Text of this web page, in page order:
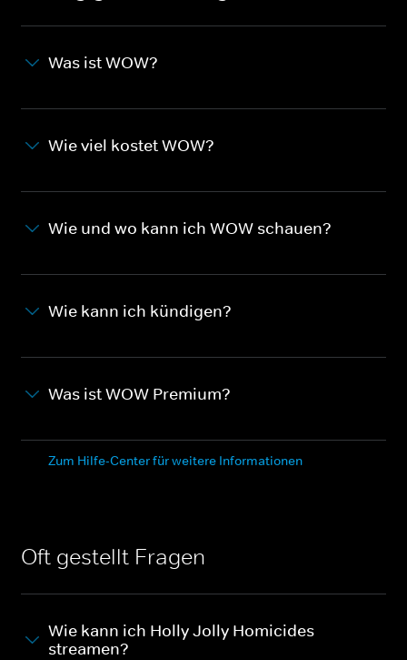
Was ist WOW?
Wie viel kostet WOW?
Wie und wo kann ich WOW schauen?
Wie kann ich kündigen?
Was ist WOW Premium?
Zum Hilfe-Center für weitere Informationen
Oft gestellt Fragen
Wie kann ich Holly Jolly Homicides
streamen?